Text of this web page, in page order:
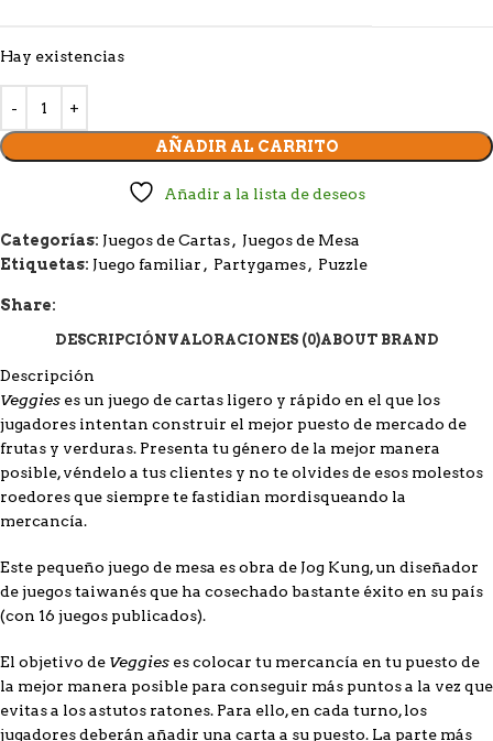
Hay existencias
AÑADIR AL CARRITO
Añadir a la lista de deseos
Categorías: Juegos de Cartas, Juegos de Mesa
Etiquetas: Juego familiar , Partygames, Puzzle
Share:
DESCRIPCIÓNVALORACIONES (0)ABOUT BRAND
Descripción
Veggies es un juego de cartas ligero y rápido en el que los
jugadores intentan construir el mejor puesto de mercado de
frutas y verduras. Presenta tu género de la mejor manera
posible, véndelo a tus clientes y no te olvides de esos molestos
roedores que siempre te fastidian mordisqueando la
mercancía.
Este pequeño juego de mesa es obra de Jog Kung, un diseñador
de juegos taiwanés que ha cosechado bastante éxito en su país
(con 16 juegos publicados).
El objetivo de Veggies es colocar tu mercancía en tu puesto de
la mejor manera posible para conseguir más puntos a la vez que
evitas a los astutos ratones. Para ello, en cada turno, los
jugadores deberán añadir una carta a su puesto. La parte más